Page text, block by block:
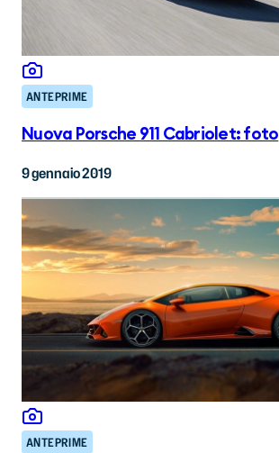
ANTEPRIME
Nuova Porsche 911 Cabriolet: foto
9 gennaio 2019
ANTEPRIME